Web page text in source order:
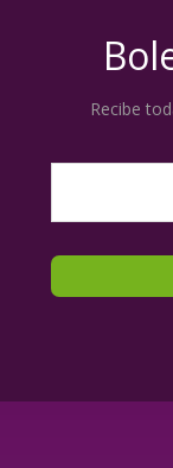
Recibe